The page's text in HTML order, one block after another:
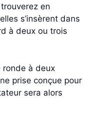
en
s’insèrent dans
à deux ou trois
ronde à deux
prise conçue pour
sera alors